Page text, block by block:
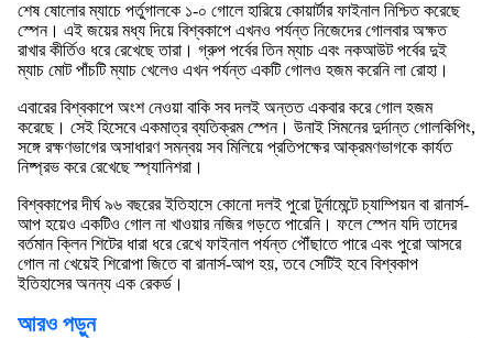
শেষ ষোলোর ম্যাচে পর্তুগালকে ১-০ গোলে হারিয়ে কোয়ার্টার ফাইনাল নিশ্চিত করেছে
স্পেন। এই জয়ের মধ্য দিয়ে বিশ্বকাপে এখনও পর্যন্ত নিজেদের গোলবার অক্ষত
রাখার কীর্তিও ধরে রেখেছে তারা। গ্রুপ পর্বের তিন ম্যাচ এবং নকআউট পর্বের দুই
ম্যাচ মোট পাঁচটি ম্যাচ খেলেও এখন পর্যন্ত একটি গোলও হজম করেনি লা রোহা।
এবারের বিশ্বকাপে অংশ নেওয়া বাকি সব দলই অন্তত একবার করে গোল হজম
করেছে। সেই হিসেবে একমাত্র ব্যতিক্রম স্পেন। উনাই সিমনের দুর্দান্ত গোলকিপিং,
সঙ্গে রক্ষণভাগের অসাধারণ সমন্বয় সব মিলিয়ে প্রতিপক্ষের আক্রমণভাগকে কার্যত
নিষ্প্রভ করে রেখেছে স্প্যানিশরা।
বিশ্বকাপের দীর্ঘ ৯৬ বছরের ইতিহাসে কোনো দলই পুরো টুর্নামেন্টে চ্যাম্পিয়ন বা রানার্স-
আপ হয়েও একটিও গোল না খাওয়ার নজির গড়তে পারেনি। ফলে স্পেন যদি তাদের
বর্তমান ক্লিন শিটের ধারা ধরে রেখে ফাইনাল পর্যন্ত পৌঁছাতে পারে এবং পুরো আসরে
গোল না খেয়েই শিরোপা জিতে বা রানার্স-আপ হয়, তবে সেটিই হবে বিশ্বকাপ
ইতিহাসের অনন্য এক রেকর্ড।
আরও পড়ুন